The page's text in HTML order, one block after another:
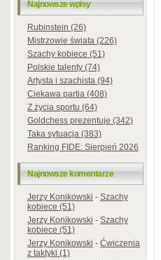
Najnowsze wpisy
Rubinstein (26)
Mistrzowie świata (226)
Szachy kobiece (51)
Polskie talenty (74)
Artysta i szachista (94)
Ciekawa partia (408)
Z życia sportu (64)
Goldchess prezentuje (342)
Taka sytuacja (383)
Ranking FIDE: Sierpień 2026
Najnowsze komentarze
Jerzy Konikowski-Szachy
kobiece (51)
Jerzy Konikowski-Szachy
kobiece (51)
Jerzy Konikowski-Ćwiczenia
z taktyki (1)